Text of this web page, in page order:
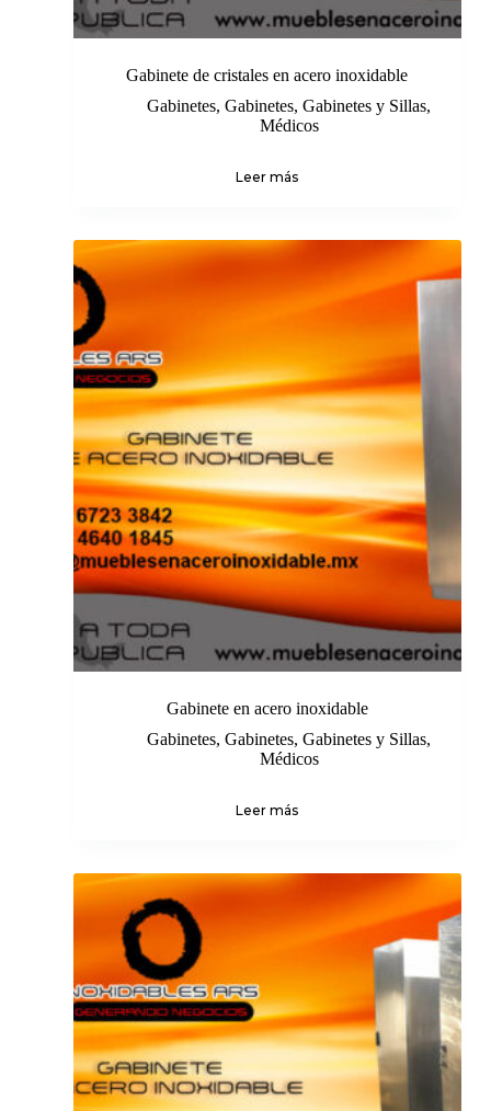
Gabinete de cristales en acero inoxidable
Gabinetes,Gabinetes,Gabinetes y Sillas,
Médicos
Leer más
Gabinete en acero inoxidable
Gabinetes,Gabinetes,Gabinetes y Sillas,
Médicos
Leer más